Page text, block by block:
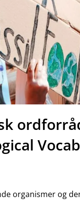
organismer og